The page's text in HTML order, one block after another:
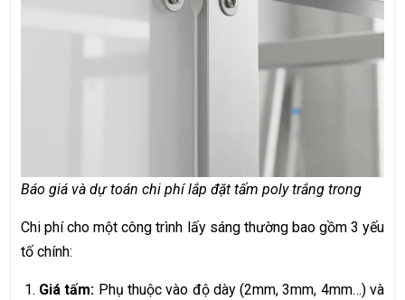
Báo giá và dự toán chi phí lắp đặt tấm poly trắng trong
Chi phí cho một công trình lấy sáng thường bao gồm 3 yếu
tố chính:
Giá tấm: Phụ thuộc vào độ dày (2mm, 3mm, 4mm…) và